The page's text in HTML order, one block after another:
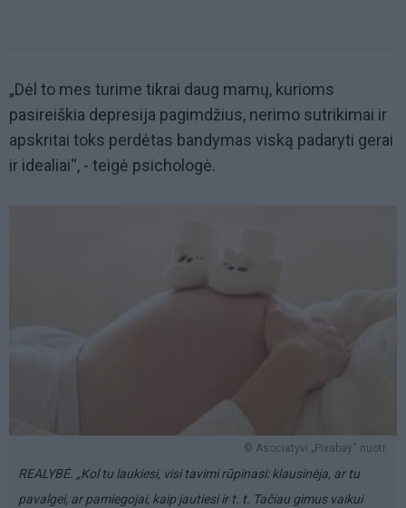
„Dėl to mes turime tikrai daug mamų, kurioms
pasireiškia depresija pagimdžius, nerimo sutrikimai ir
apskritai toks perdėtas bandymas viską padaryti gerai
ir idealiai“, - teigė psichologė.
© Asociatyvi „Pixabay“ nuotr.
REALYBĖ. „Kol tu laukiesi, visi tavimi rūpinasi: klausinėja, ar tu
pavalgei, ar pamiegojai, kaip jautiesi ir t. t. Tačiau gimus vaikui